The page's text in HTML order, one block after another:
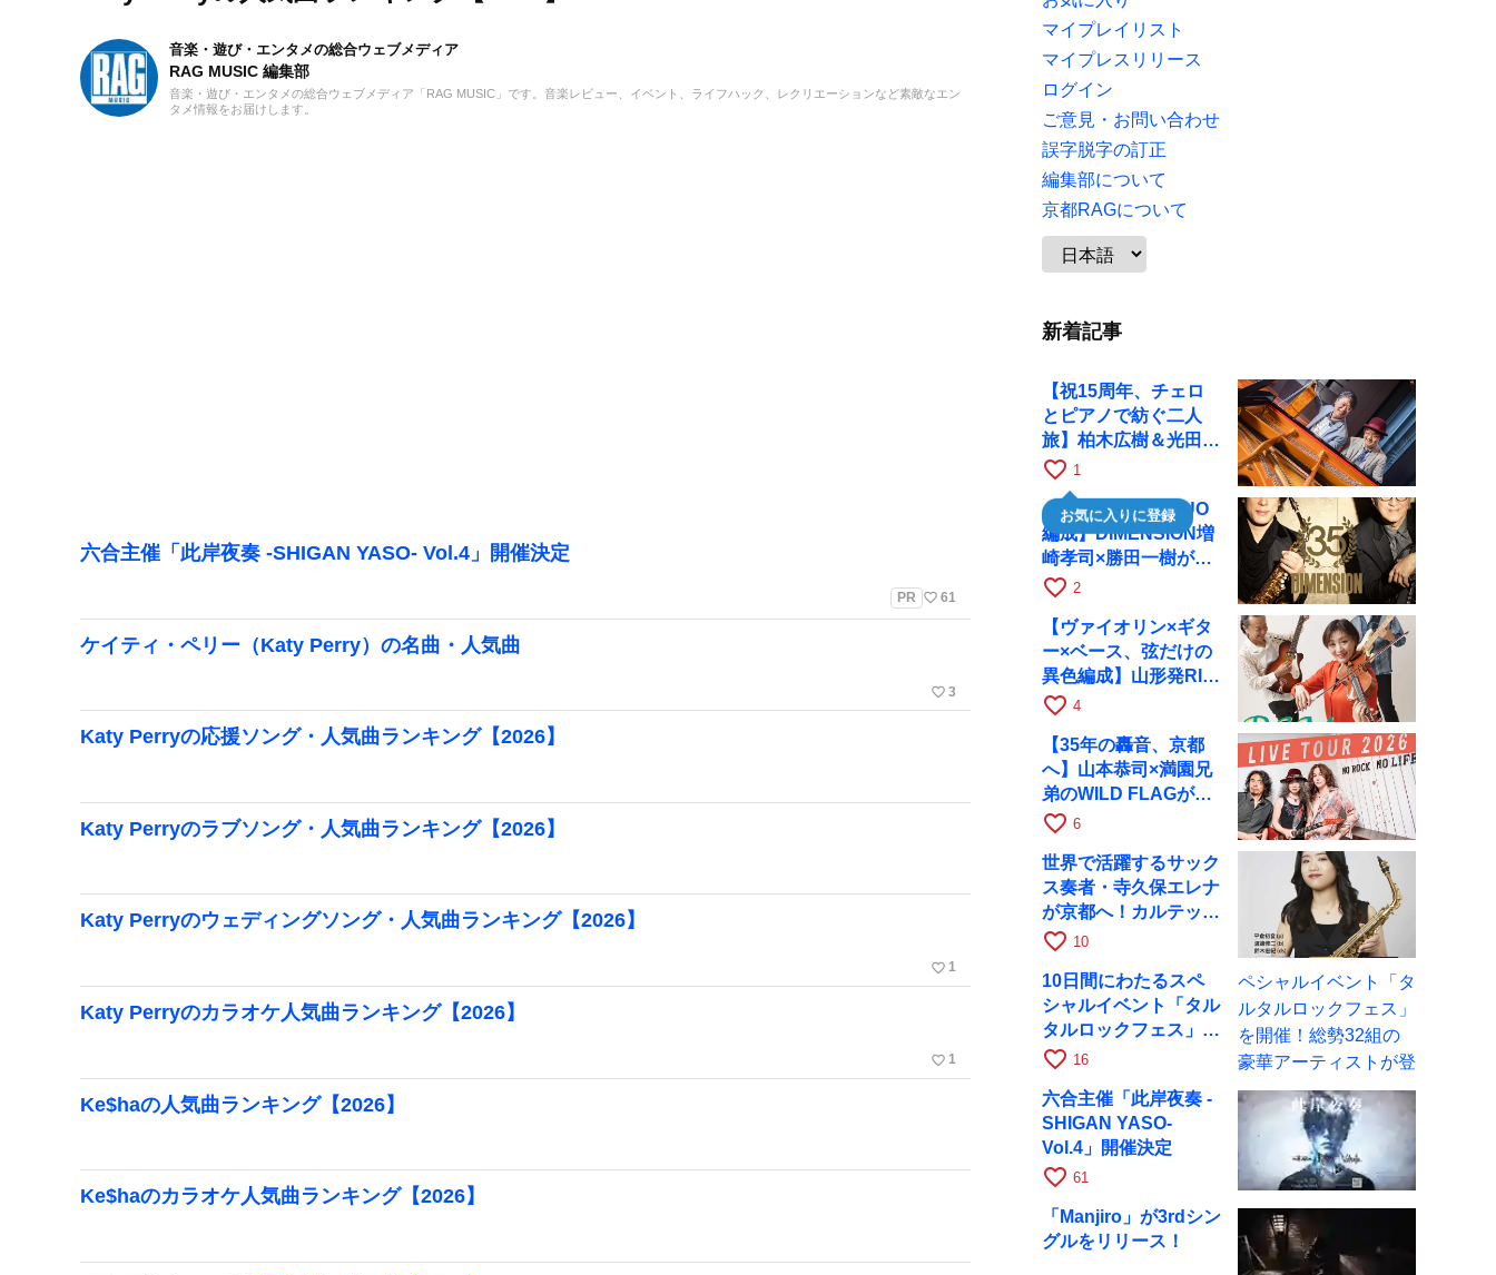
音楽・遊び・エンタメの総合ウェブメディア
RAG MUSIC 編集部
音楽・遊び・エンタメの総合ウェブメディア「RAG MUSIC」です。音楽レビュー、イベント、ライフハック、レクリエーションなど素敵なエン
タメ情報をお届けします。
六合主催「此岸夜奏 -SHIGAN YASO- Vol.4」開催決定
PR favorite_border 61
ケイティ・ペリー（Katy Perry）の名曲・人気曲
favorite_border 3
Katy Perryの応援ソング・人気曲ランキング【2026】
Katy Perryのラブソング・人気曲ランキング【2026】
Katy Perryのウェディングソング・人気曲ランキング【2026】
favorite_border 1
Katy Perryのカラオケ人気曲ランキング【2026】
favorite_border 1
Ke$haの人気曲ランキング【2026】
Ke$haのカラオケ人気曲ランキング【2026】
マイプレイリスト
マイプレスリリース
ログイン
ご意見・お問い合わせ
誤字脱字の訂正
編集部について
京都RAGについて
新着記事
【祝15周年、チェロ
とピアノで紡ぐ二人
旅】柏木広樹＆光田健
一が11月12日に京都
RAGへ
favorite_border 1
お気に入りに登録
【35周年で初のDUO
編成】DIMENSION増
崎孝司×勝田一樹が10
月11日に京都RAGへ
favorite_border 2
【ヴァイオリン×ギタ
ー×ベース、弦だけの
異色編成】山形発RIM
が初全国ツアーで8月
favorite_border 4
【35年の轟音、京都
へ】山本恭司×満園兄
弟のWILD FLAGが8
月6日にRAGでライブ
favorite_border 6
世界で活躍するサック
ス奏者・寺久保エレナ
が京都へ！カルテッ
ト・ツアー京都公演を
favorite_border 10
10日間にわたるスペ
シャルイベント「タル
タルロックフェス」を
開催！総勢32組の豪
favorite_border 16
六合主催「此岸夜奏 -
SHIGAN YASO-
Vol.4」開催決定
favorite_border 61
「Manjiro」が3rdシン
グルをリリース！